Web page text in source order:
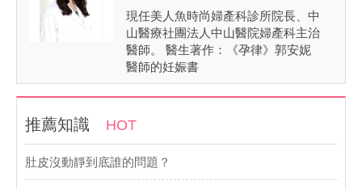
現任美人魚時尚婦產科診所院長、中
山醫療社團法人中山醫院婦產科主治
醫師。 醫生著作：《孕律》郭安妮
醫師的妊娠書
推薦知識 HOT
肚皮沒動靜到底誰的問題？